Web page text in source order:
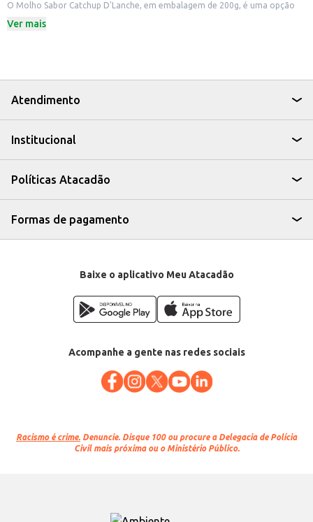
O Molho Sabor Catchup D'Lanche, em embalagem de 200g, é uma opção
lanchonetes, restaurantes e para uso doméstico, o catchup D'Lanche
Ideal para estabelecimentos comerciais que buscam oferecer um catchup
saboroso aos seus clientes.
O Molho Sabor Catchup D'Lanche é uma escolha prática e saborosa para
Ver mais
Atendimento
Institucional
Políticas Atacadão
Formas de pagamento
Baixe o aplicativo Meu Atacadão
Acompanhe a gente nas redes sociais
Racismo é crime. Denuncie. Disque 100 ou procure a Delegacia de Polícia
Civil mais próxima ou o Ministério Público.